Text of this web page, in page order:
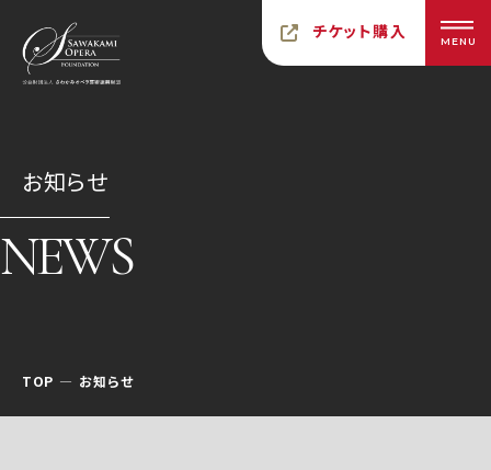
チケット購入 MENU
お知らせ
NEWS
TOP お知らせ